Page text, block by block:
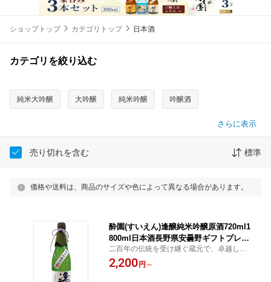
ショップトップ カテゴリトップ 日本酒
カテゴリを絞り込む
純米大吟醸 大吟醸 純米吟醸 吟醸酒
さらに表示
売り切れを含む 標準
価格や送料は、商品のサイズや色によって異なる場合があります。
酔園(すいえん)逢醸純米吟醸原酒720ml1
800ml日本酒長野県安曇野ギフトプレゼ
ントお花見父の日父の日ギフト母の日母
の日ギフト美味しい人気飲みやすい 肉
二百年の伝統を受け継ぐ蔵元で、卓越した
技を持つ杜氏率いる蔵人達が精魂込めて仕
込む渾身の純米吟醸です。
2,200 円 ～